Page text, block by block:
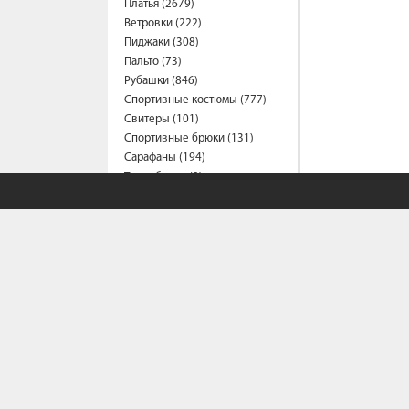
Платья (2679)
Ветровки (222)
Пиджаки (308)
Пальто (73)
Рубашки (846)
Спортивные костюмы (777)
Свитеры (101)
Спортивные брюки (131)
Сарафаны (194)
Термобелье (2)